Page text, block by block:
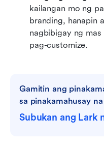
kailangan mo ng
branding, hanapin
nagbibigay ng
pag-customize.
Gamitin ang
sa pinakamahusay
Subukan ang Lark